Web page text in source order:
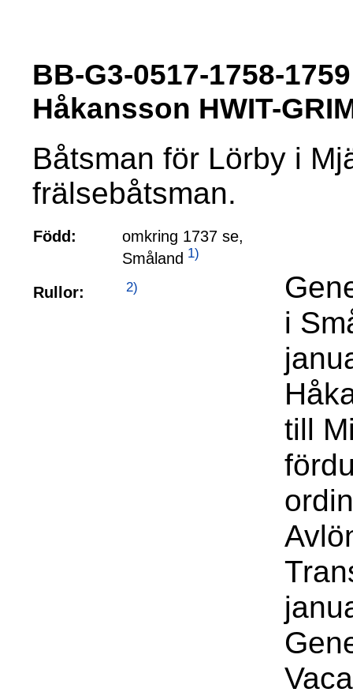
BB-G3-0517-1758-
Håkansson HWIT-
Båtsman för Lörby i
frälsebåtsman.
Född:
omkring 1737 se,
Småland 1)
Rullor: 2)
i
till